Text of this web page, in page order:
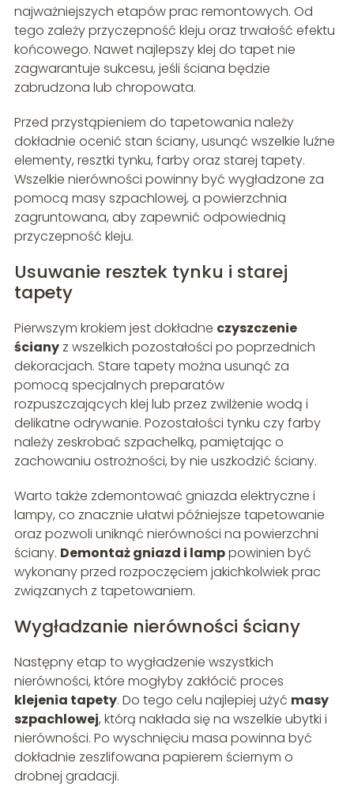
najważniejszych etapów prac remontowych. Od
tego zależy przyczepność kleju oraz trwałość efektu
końcowego. Nawet najlepszy klej do tapet nie
zagwarantuje sukcesu, jeśli ściana będzie
zabrudzona lub chropowata.
Przed przystąpieniem do tapetowania należy
dokładnie ocenić stan ściany, usunąć wszelkie luźne
elementy, resztki tynku, farby oraz starej tapety.
Wszelkie nierówności powinny być wygładzone za
pomocą masy szpachlowej, a powierzchnia
zagruntowana, aby zapewnić odpowiednią
przyczepność kleju.
Usuwanie resztek tynku i starej
tapety
Pierwszym krokiem jest dokładne czyszczenie
ścianyz wszelkich pozostałości po poprzednich
dekoracjach. Stare tapety można usunąć za
pomocą specjalnych preparatów
rozpuszczających klej lub przez zwilżenie wodą i
delikatne odrywanie. Pozostałości tynku czy farby
należy zeskrobać szpachelką, pamiętając o
zachowaniu ostrożności, by nie uszkodzić ściany.
Warto także zdemontować gniazda elektryczne i
lampy, co znacznie ułatwi późniejsze tapetowanie
oraz pozwoli uniknąć nierówności na powierzchni
ściany. Demontaż gniazd i lamppowinien być
wykonany przed rozpoczęciem jakichkolwiek prac
związanych z tapetowaniem.
Wygładzanie nierówności ściany
Następny etap to wygładzenie wszystkich
nierówności, które mogłyby zakłócić proces
klejenia tapety. Do tego celu najlepiej użyć masy
szpachlowej, którą nakłada się na wszelkie ubytki i
nierówności. Po wyschnięciu masa powinna być
dokładnie zeszlifowana papierem ściernym o
drobnej gradacji.